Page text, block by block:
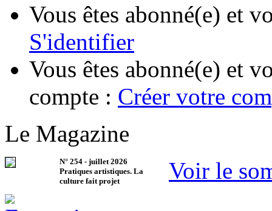
Vous êtes abonné(e) et
S'identifier
Vous êtes abonné(e) et
compte : Créer votre
Le Magazine
N° 254 - juillet 2026
Pratiques artistiques. La
culture fait projet
Voir le